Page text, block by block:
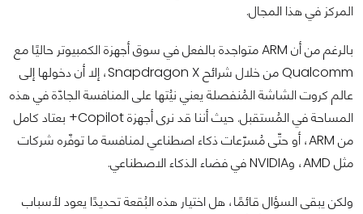
المركز في هذا المجال.
بالرغم من أن ARM متواجدة بالفعل في سوق أجهزة الكمبيوتر حاليًا مع
Qualcomm من خلال شرائح Snapdragon X، إلا أن دخولها إلى
عالم كروت الشاشة المُنفصلة يعني نيُتها على المنافسة الجادّة في هذه
المساحة في المُستقبل. حيث أننا قد نرى أجهزة Copilot+ بعتاد كامل
من ARM، أو حتّى مُسرّعات ذكاء اصطناعي لمنافسة ما توفّره شركات
مثل AMD، وNVIDIA في فضاء الذكاء الاصطناعي.
ولكن يبقى السؤال قائمًا، هل اختيار هذه البُقعة تحديدًا يعود لأسباب